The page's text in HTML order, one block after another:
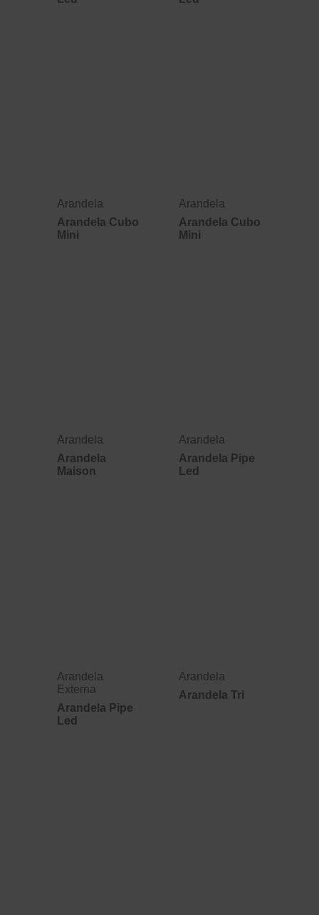
Arandela
Arandela Cubo
Mini
Arandela
Arandela Cubo
Mini
Arandela
Arandela
Maison
Arandela
Arandela Pipe
Led
Arandela
Externa
Arandela Pipe
Led
Arandela
Arandela Tri